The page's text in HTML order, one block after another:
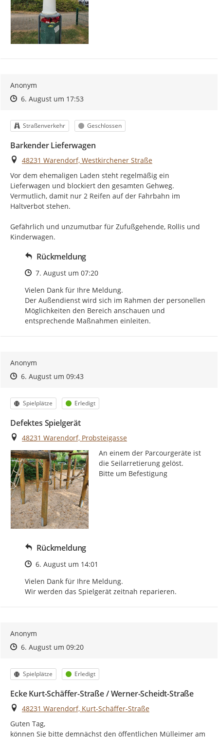
Anonym
Zeitpunkt des Erstellens
Zeitpunkt des Erstellens
6. August um 17:53Zur Äußerung
Kategorie
Straßenverkehr Status
Geschlossen
Barkender Lieferwagen
Ort
48231 Warendorf, Westkirchener Straße
Vor dem ehemaligen Laden steht regelmäßig ein
Lieferwagen und blockiert den gesamten Gehweg.
Vermutlich, damit nur 2 Reifen auf der Fahrbahn im
Haltverbot stehen.
Gefährlich und unzumutbar für Zufußgehende, Rollis und
Kinderwagen.
Rückmeldung
Zeitpunkt des Erstellens
7. August um 07:20
Vielen Dank für Ihre Meldung.
Der Außendienst wird sich im Rahmen der personellen
Möglichkeiten den Bereich anschauen und
entsprechende Maßnahmen einleiten.
Anonym
Zeitpunkt des Erstellens
Zeitpunkt des Erstellens
6. August um 09:43Zur Äußerung
Kategorie
Spielplätze Status
Erledigt
Defektes Spielgerät
Ort
48231 Warendorf, Probsteigasse
An einem der Parcourgeräte ist
die Seilarretierung gelöst.
Bitte um Befestigung
Rückmeldung
Zeitpunkt des Erstellens
6. August um 14:01
Vielen Dank für Ihre Meldung.
Wir werden das Spielgerät zeitnah reparieren.
Anonym
Zeitpunkt des Erstellens
Zeitpunkt des Erstellens
6. August um 09:20Zur Äußerung
Kategorie
Spielplätze Status
Erledigt
Ecke Kurt-Schäffer-Straße / Werner-Scheidt-Straße
Ort
48231 Warendorf, Kurt-Schäffer-Straße
Guten Tag,
können Sie bitte demnächst den öffentlichen Mülleimer am